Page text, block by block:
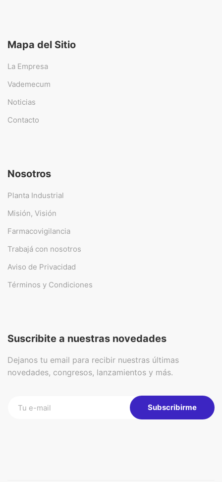
Mapa del Sitio
La Empresa
Vademecum
Noticias
Contacto
Nosotros
Planta Industrial
Misión, Visión
Farmacovigilancia
Trabajá con nosotros
Aviso de Privacidad
Términos y Condiciones
Suscribite a nuestras novedades
Dejanos tu email para recibir nuestras últimas
novedades, congresos, lanzamientos y más.
Subscribirme